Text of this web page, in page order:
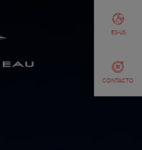
CONTACTO
ES-US